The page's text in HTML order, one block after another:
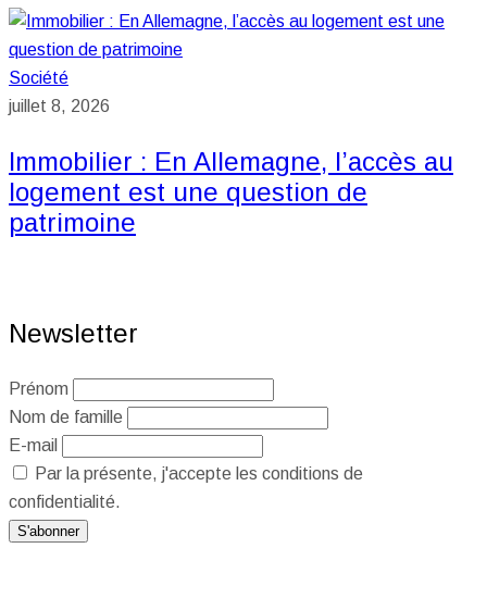
Société
juillet 8, 2026
Immobilier : En Allemagne, l’accès au
logement est une question de
patrimoine
Newsletter
Prénom
Nom de famille
E-mail
Par la présente, j'accepte les conditions de
confidentialité.